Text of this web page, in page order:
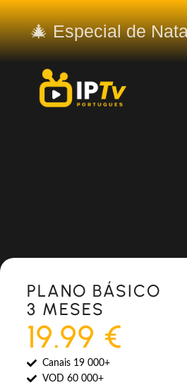
🎄 Especial de
Most Popular
PLANO BÁSICO
3 MESES
19.99 €
Canais 19 000+
VOD 60 000+